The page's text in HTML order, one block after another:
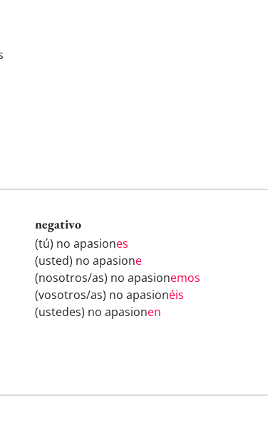
negativo
(tú) no apasiones
(usted) no apasione
(nosotros/as) no apasionemos
(vosotros/as) no apasionéis
(ustedes) no apasionen